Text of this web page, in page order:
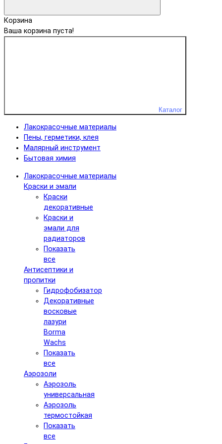
Корзина
Ваша корзина пуста!
Каталог
Лакокрасочные материалы
Пены, герметики, клея
Малярный инструмент
Бытовая химия
Лакокрасочные материалы
Краски и эмали
Краски
декоративные
Краски и
эмали для
радиаторов
Показать
все
Антисептики и
пропитки
Гидрофобизатор
Декоративные
восковые
лазури
Borma
Wachs
Показать
все
Аэрозоли
Аэрозоль
универсальная
Аэрозоль
термостойкая
Показать
все